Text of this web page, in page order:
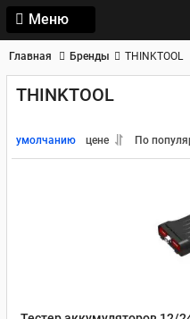
Меню
Главная Бренды THINKTOOL
THINKTOOL
умолчанию цене По